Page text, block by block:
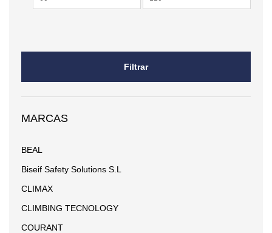
Filtrar
MARCAS
BEAL
Biseif Safety Solutions S.L
CLIMAX
CLIMBING TECNOLOGY
COURANT